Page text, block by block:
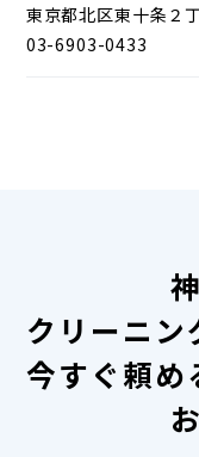
東京都北区東十条２
03-6903-0433
クリーニン
今すぐ頼め